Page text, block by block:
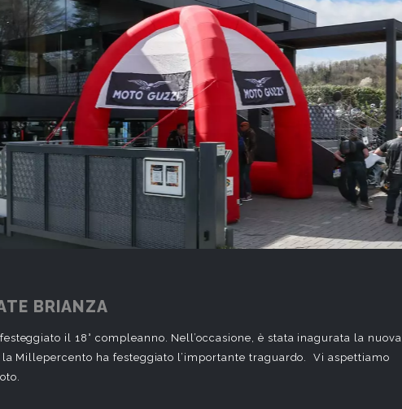
BRIANZA
il 18° compleanno. Nell’occasione, è stata inagurata la nuova
Millepercento ha festeggiato l’importante traguardo. Vi aspettiamo